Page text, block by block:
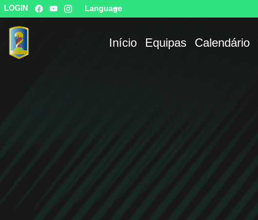
LOGIN Language
Início Equipas Calendário